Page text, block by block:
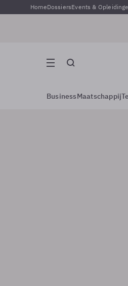
HomeDossiersEvents &
BusinessMaatschappij